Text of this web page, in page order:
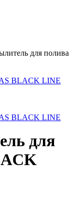
для полива
BLACK LINE
BLACK LINE
для